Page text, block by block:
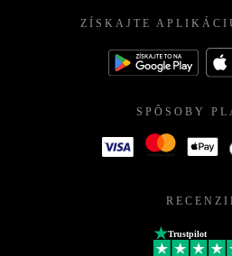
ZÍSKAJTE
SPÔSOBY
Trustpilot